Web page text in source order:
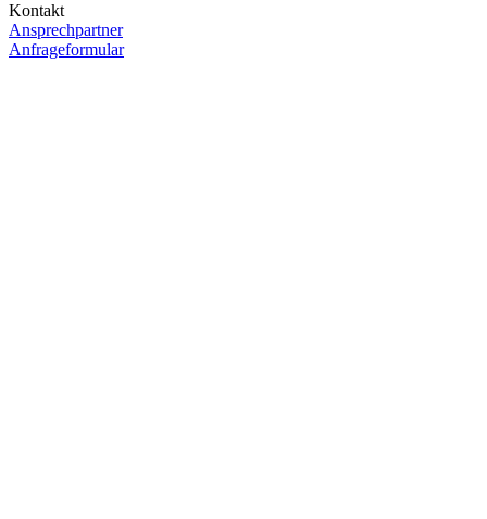
Kontakt
Ansprechpartner
Anfrageformular